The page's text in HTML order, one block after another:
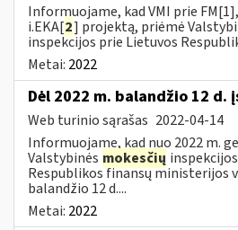
Informuojame, kad VMI prie
i.EKA[2] projektą, priėmė
inspekcijos prie Lietuvos
Metai: 2022
Dėl 2022 m. balandžio 12 d.
Web turinio sąrašas 2022-04-14
Informuojame, kad nuo 2022 m.
Valstybinės mokesčių
Respublikos finansų ministerijos
balandžio 12 d....
Metai: 2022